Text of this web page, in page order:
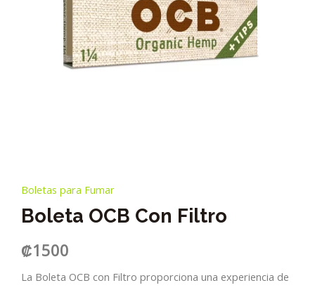
Boletas para Fumar
Boleta OCB Con Filtro
₡1500
La Boleta OCB con Filtro proporciona una experiencia de